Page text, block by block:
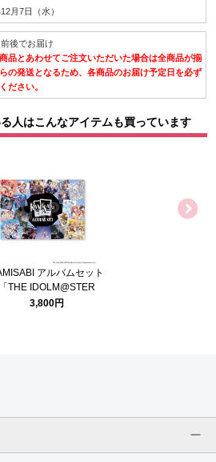
月7日（水）
後でお届け
品とあわせてご注文いただいた場合は全商品が揃
の発送となるため、各商品のお届け予定日を必ず
ださい。
人はこんなアイテムも買っています
アルバムセット
「THE IDOLM@STER
SHINY COLORS」
3,800円